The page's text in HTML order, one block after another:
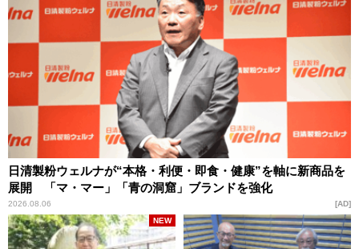
日清製粉ウェルナが“本格・利便・即食・健康”を軸に新商品を
展開 「マ・マー」「青の洞窟」ブランドを強化
2026.08.06 AD
NEW